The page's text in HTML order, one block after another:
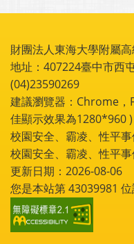
財團法人東海大學附屬
地址：407224臺中市西
(04)23590269
建議瀏覽器：Chrome，
佳顯示效果為1280*960 )
校園安全、霸凌、性平
校園安全、霸凌、性平
更新日期：2026-08-06
您是本站第43039981